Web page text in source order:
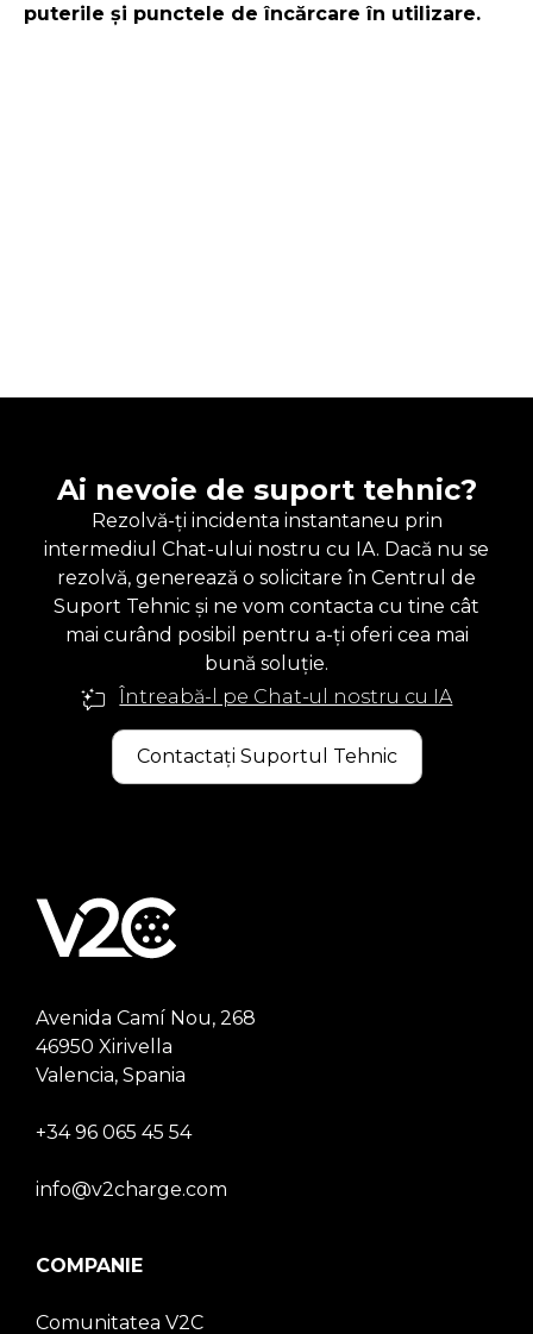
puterile și punctele de încărcare în utilizare.
Ai nevoie de suport tehnic?
Rezolvă-ți incidenta instantaneu prin
intermediul Chat-ului nostru cu IA. Dacă nu se
rezolvă, generează o solicitare în Centrul de
Suport Tehnic și ne vom contacta cu tine cât
mai curând posibil pentru a-ți oferi cea mai
bună soluție.
Întreabă-l pe Chat-ul nostru cu IA
Contactați Suportul Tehnic
Avenida Camí Nou, 268
46950 Xirivella
Valencia, Spania
+34 96 065 45 54
info@v2charge.com
COMPANIE
Comunitatea V2C